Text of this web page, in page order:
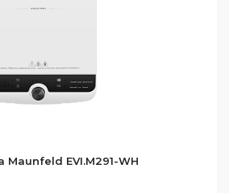
Maunfeld EVI.M291-WH